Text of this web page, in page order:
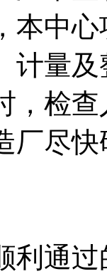
本中
计量
，检
厂尽
通过